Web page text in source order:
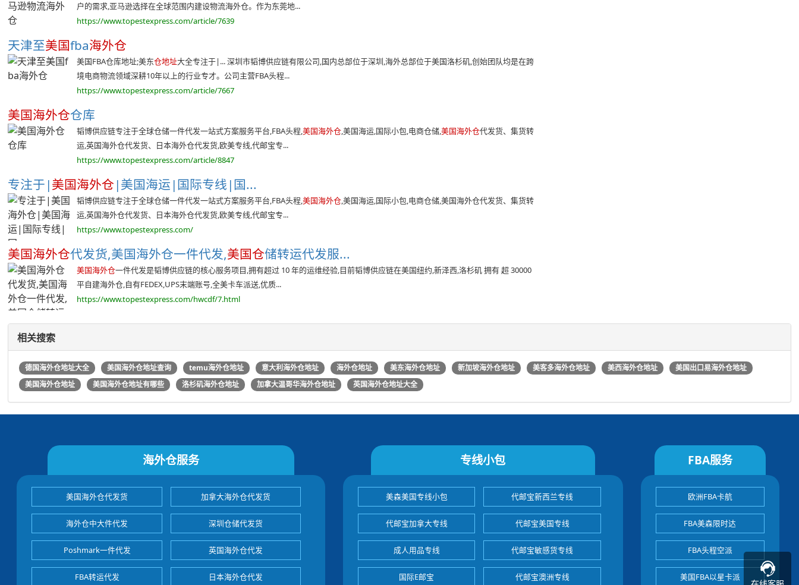
户的需求,亚马逊选择在全球范围内建设物流海外仓。作为东莞地...
https://www.topestexpress.com/article/7639
天津至美国fba海外仓
美国FBA仓库地址;美东仓地址大全专注于|... 深圳市韬博供应链有限公司,国内总部位于深圳,海外总部位于美国洛杉矶,创始团队均是在跨
境电商物流领域深耕10年以上的行业专才。公司主营FBA头程...
https://www.topestexpress.com/article/7667
美国海外仓仓库
韬博供应链专注于全球仓储一件代发一站式方案服务平台,FBA头程,美国海外仓,美国海运,国际小包,电商仓储,美国海外仓代发货、集货转
运,英国海外仓代发货、日本海外仓代发货,欧美专线,代邮宝专...
https://www.topestexpress.com/article/8847
专注于|美国海外仓 |美国海运|国际专线|国...
韬博供应链专注于全球仓储一件代发一站式方案服务平台,FBA头程,美国海外仓,美国海运,国际小包,电商仓储,美国海外仓代发货、集货转
运,英国海外仓代发货、日本海外仓代发货,欧美专线,代邮宝专...
https://www.topestexpress.com/
美国海外仓代发货,美国海外仓一件代发,美国仓储转运代发服...
美国海外仓一件代发是韬博供应链的核心服务项目,拥有超过 10 年的运维经验,目前韬博供应链在美国纽约,新泽西,洛杉矶 拥有 超 30000
平自建海外仓,自有FEDEX,UPS末端账号,全美卡车派送,优质...
https://www.topestexpress.com/hwcdf/7.html
相关搜索
德国海外仓地址大全 美国海外仓地址查询 temu海外仓地址 意大利海外仓地址 海外仓地址 美东海外仓地址 新加坡海外仓地址 美客多海外仓地址 美西海外仓地址
美国出口易海外仓地址
美国海外仓地址
美国海外仓地址有哪些 洛杉矶海外仓地址 加拿大温哥华海外仓地址 英国海外仓地址大全
海外仓服务
美国海外仓代发货 加拿大海外仓代发货
海外仓中大件代发 深圳仓储代发货
Poshmark一件代发 英国海外仓代发
FBA转运代发 日本海外仓代发
专线小包
美森美国专线小包 代邮宝新西兰专线
代邮宝加拿大专线 代邮宝美国专线
成人用品专线 代邮宝敏感货专线
国际E邮宝 代邮宝澳洲专线
FBA服务
欧洲FBA卡航
FBA美森限时达
FBA头程空派
美国FBA以星卡派